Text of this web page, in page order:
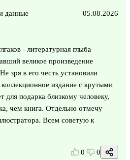
данные 05.08.2026
- литературная глыба
великое произведение
зря в его честь установили
издание с крутыми
для подарка близкому человеку,
чем книга. Отдельно отмечу
Всем советую к
0 0